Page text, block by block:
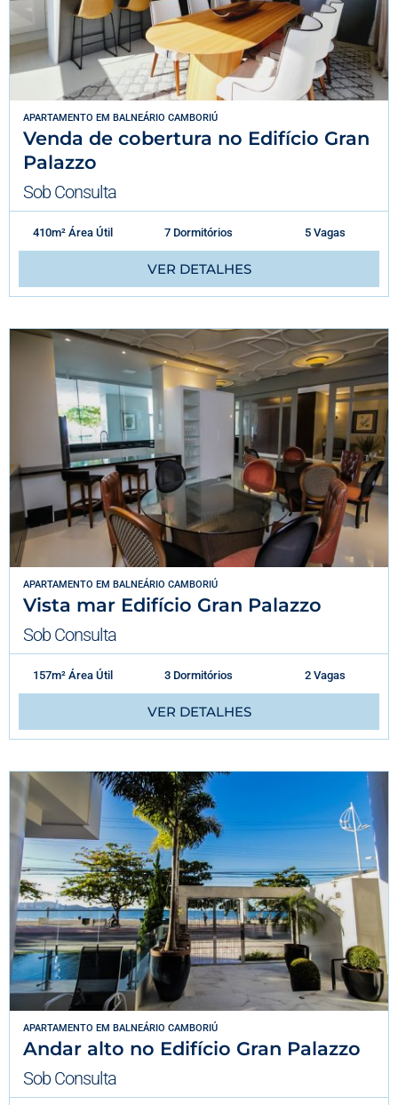
APARTAMENTO EM BALNEÁRIO CAMBORIÚ
Venda de cobertura no Edifício Gran
Palazzo
Sob Consulta
410m² Área Útil 7 Dormitórios 5 Vagas
VER DETALHES
APARTAMENTO EM BALNEÁRIO CAMBORIÚ
Vista mar Edifício Gran Palazzo
Sob Consulta
157m² Área Útil 3 Dormitórios 2 Vagas
VER DETALHES
APARTAMENTO EM BALNEÁRIO CAMBORIÚ
Andar alto no Edifício Gran Palazzo
Sob Consulta